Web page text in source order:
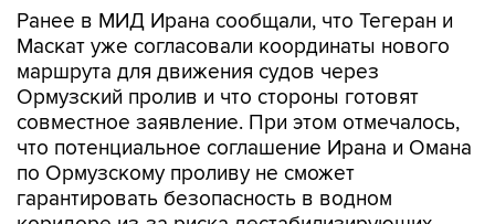
Ранее в МИД Ирана сообщали, что Тегеран и
Маскат уже согласовали координаты нового
маршрута для движения судов через
Ормузский пролив и что стороны готовят
совместное заявление. При этом отмечалось,
что потенциальное соглашение Ирана и Омана
по Ормузскому проливу не сможет
гарантировать безопасность в водном